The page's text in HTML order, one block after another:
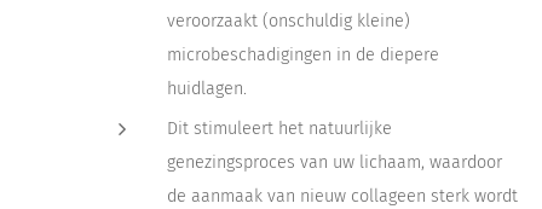
veroorzaakt (onschuldig kleine)
microbeschadigingen in de diepere
huidlagen.
Dit stimuleert het natuurlijke
genezingsproces van uw lichaam, waardoor
de aanmaak van nieuw collageen sterk wordt